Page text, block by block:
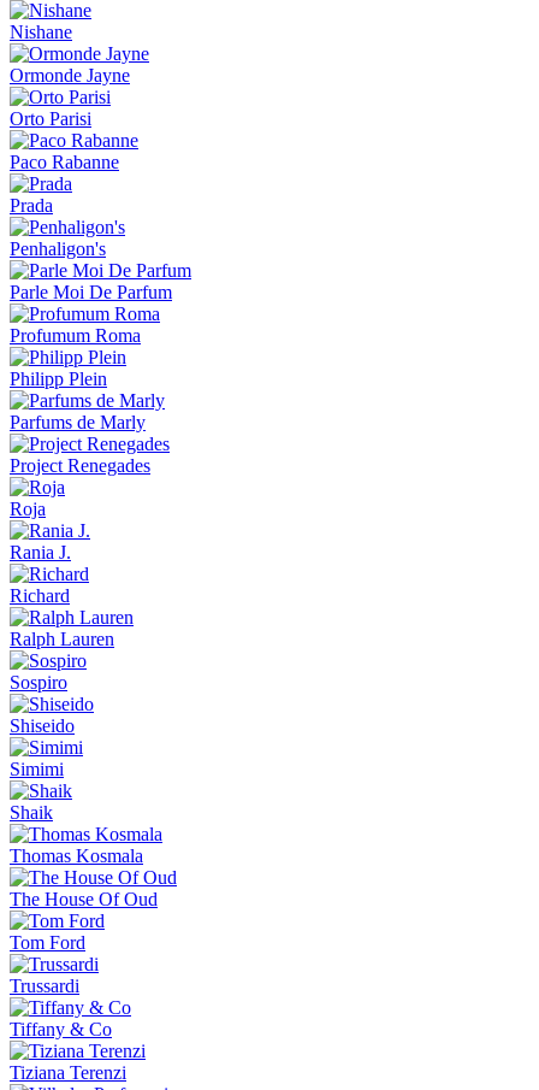
Nishane
Ormonde Jayne
Orto Parisi
Paco Rabanne
Prada
Penhaligon's
Parle Moi De Parfum
Profumum Roma
Philipp Plein
Parfums de Marly
Project Renegades
Roja
Rania J.
Richard
Ralph Lauren
Sospiro
Shiseido
Simimi
Shaik
Thomas Kosmala
The House Of Oud
Tom Ford
Trussardi
Tiffany & Co
Tiziana Terenzi